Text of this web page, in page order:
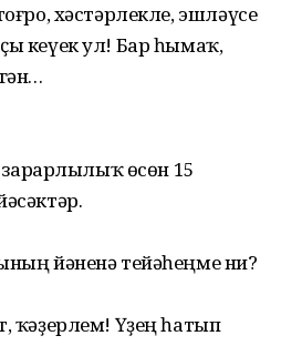
хәстәрлекле, эшләүсе
кеүек ул! Бар һымаҡ,
за­рарлылыҡ өсөн 15
йәненә тейә­һеңме ни?
ҡә­ҙерлем! Үҙең һатып